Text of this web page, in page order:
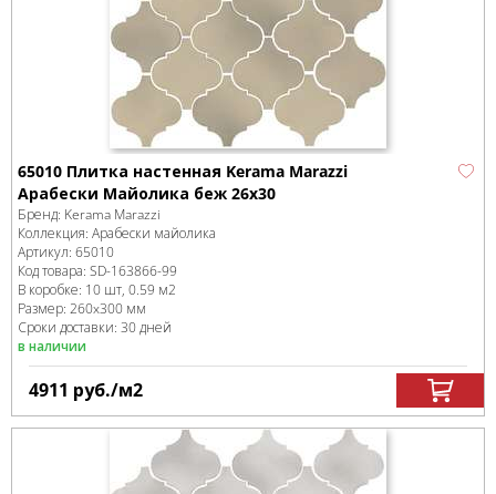
65010 Плитка настенная Kerama Marazzi
Арабески Майолика беж 26x30
Бренд: Kerama Marazzi
Коллекция: Арабески майолика
Артикул: 65010
Код товара: SD-163866-99
В коробке: 10 шт, 0.59 м2
Размер: 260x300 мм
Сроки доставки: 30 дней
в наличии
4911 руб./м2